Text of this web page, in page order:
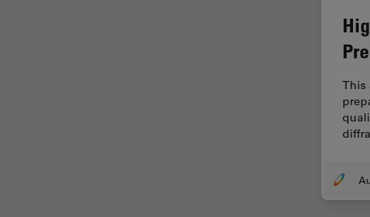
This